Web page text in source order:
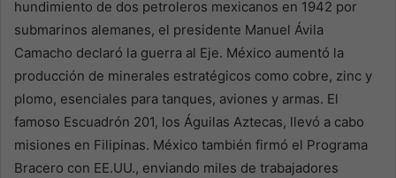
hundimiento de dos petroleros mexicanos en 1942 por
submarinos alemanes, el presidente Manuel Ávila
Camacho declaró la guerra al Eje. México aumentó la
producción de minerales estratégicos como cobre, zinc y
plomo, esenciales para tanques, aviones y armas. El
famoso Escuadrón 201, los Águilas Aztecas, llevó a cabo
misiones en Filipinas. México también firmó el Programa
Bracero con EE.UU., enviando miles de trabajadores